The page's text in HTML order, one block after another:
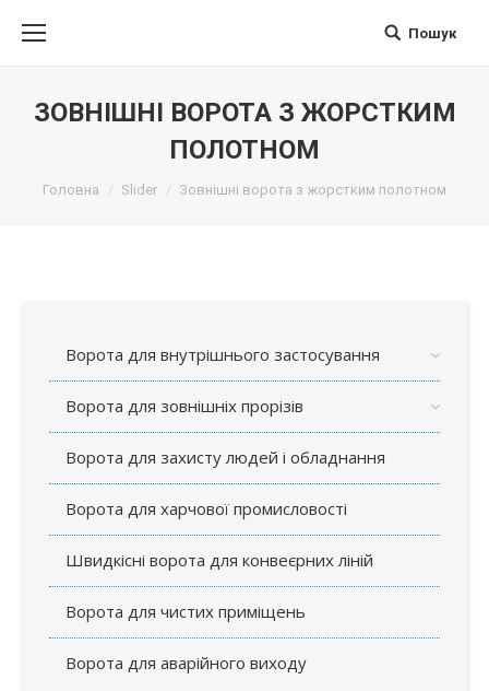
ПоискПошук
ЗОВНІШНІ ВОРОТА З ЖОРСТКИМ
ПОЛОТНОМ
Вы здесь:
Головна Slider Зовнішні ворота з жорстким полотном
Ворота для внутрішнього застосування
Ворота для зовнішніх прорізів
Ворота для захисту людей і обладнання
Ворота для харчової промисловості
Швидкісні ворота для конвеєрних ліній
Ворота для чистих приміщень
Ворота для аварійного виходу